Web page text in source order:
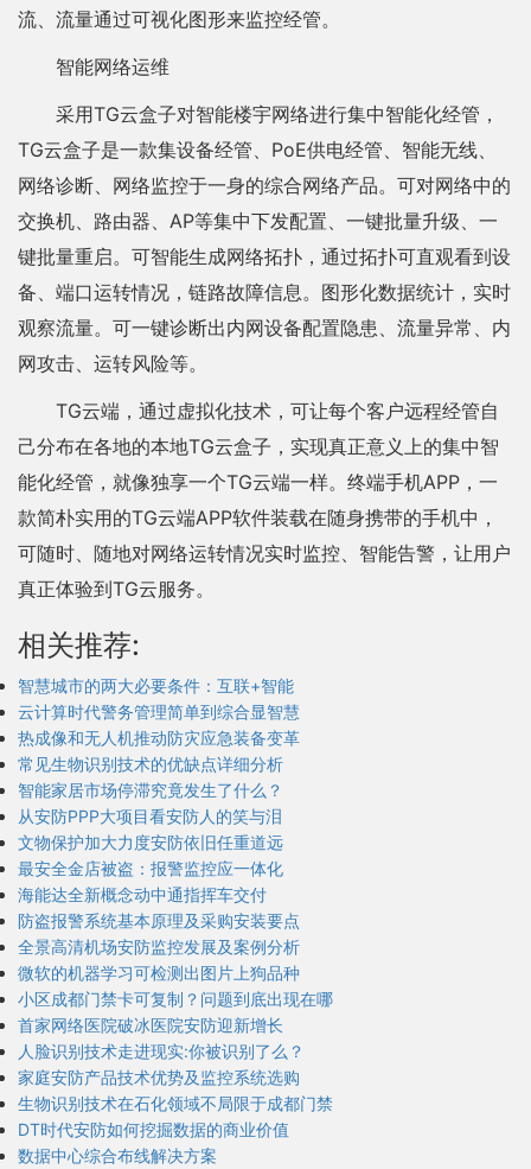
流、流量通过可视化图形来监控经管。
智能网络运维
采用TG云盒子对智能楼宇网络进行集中智能化经管，
TG云盒子是一款集设备经管、PoE供电经管、智能无线、
网络诊断、网络监控于一身的综合网络产品。可对网络中的
交换机、路由器、AP等集中下发配置、一键批量升级、一
键批量重启。可智能生成网络拓扑，通过拓扑可直观看到设
备、端口运转情况，链路故障信息。图形化数据统计，实时
观察流量。可一键诊断出内网设备配置隐患、流量异常、内
网攻击、运转风险等。
TG云端，通过虚拟化技术，可让每个客户远程经管自
己分布在各地的本地TG云盒子，实现真正意义上的集中智
能化经管，就像独享一个TG云端一样。终端手机APP，一
款简朴实用的TG云端APP软件装载在随身携带的手机中，
可随时、随地对网络运转情况实时监控、智能告警，让用户
真正体验到TG云服务。
相关推荐:
智慧城市的两大必要条件：互联+智能
云计算时代警务管理简单到综合显智慧
热成像和无人机推动防灾应急装备变革
常见生物识别技术的优缺点详细分析
智能家居市场停滞究竟发生了什么？
从安防PPP大项目看安防人的笑与泪
文物保护加大力度安防依旧任重道远
最安全金店被盗：报警监控应一体化
海能达全新概念动中通指挥车交付
防盗报警系统基本原理及采购安装要点
全景高清机场安防监控发展及案例分析
微软的机器学习可检测出图片上狗品种
小区成都门禁卡可复制？问题到底出现在哪
首家网络医院破冰医院安防迎新增长
人脸识别技术走进现实:你被识别了么？
家庭安防产品技术优势及监控系统选购
生物识别技术在石化领域不局限于成都门禁
DT时代安防如何挖掘数据的商业价值
数据中心综合布线解决方案